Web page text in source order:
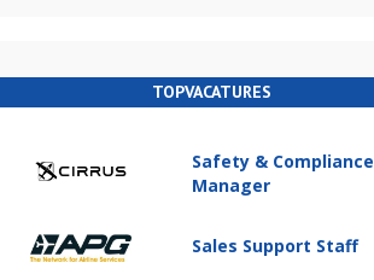
TOPVACATURES
Safety & Compliance
Manager
Sales Support Staff